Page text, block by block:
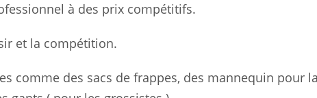
à des prix compétitifs.
et la compétition.
comme des sacs de frappes, des mannequin pour